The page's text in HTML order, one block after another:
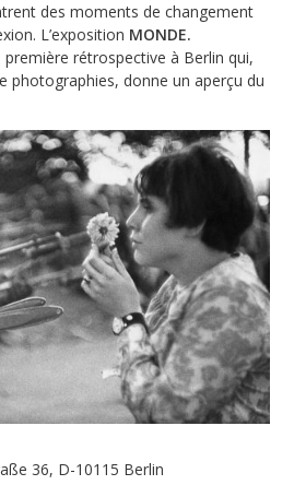
des moments de changement
L’exposition MONDE.
première rétrospective à Berlin qui,
photographies, donne un aperçu du
36, D-10115 Berlin